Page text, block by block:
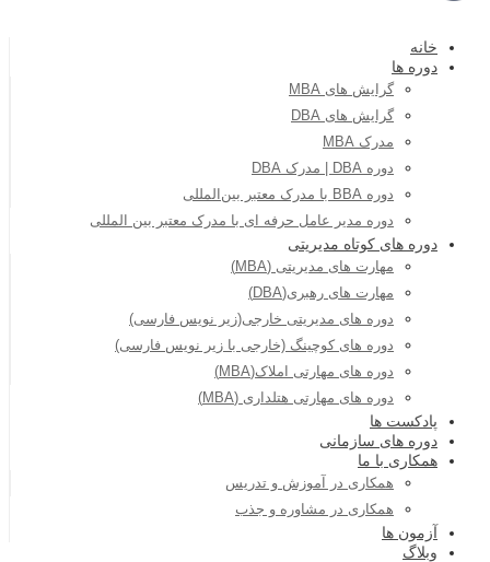
خانه
دوره ها
گرایش های MBA
گرایش های DBA
مدرک MBA
دوره DBA | مدرک DBA
دوره BBA با مدرک معتبر بین‌المللی
دوره مدیر عامل حرفه ای با مدرک معتبر بین المللی
دوره های کوتاه مدیریتی
مهارت های مدیریتی (MBA)
مهارت های رهبری(DBA)
دوره های مدیریتی خارجی(زیر نویس فارسی)
دوره های کوچینگ (خارجی با زیر نویس فارسی)
دوره های مهارتی املاک(MBA)
دوره های مهارتی هتلداری (MBA)
پادکست ها
دوره های سازمانی
همکاری با ما
همکاری در آموزش و تدریس
همکاری در مشاوره و جذب
آزمون ها
وبلاگ